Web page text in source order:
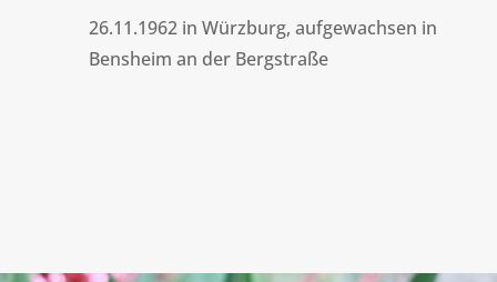
26.11.1962 in Würzburg, aufgewachsen in
Bensheim an der Bergstraße